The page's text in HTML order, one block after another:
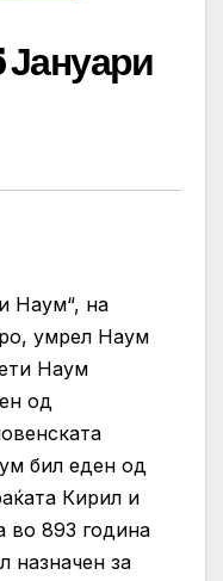
Наум“, на
умрел Наум
Наум
од
бил еден од
Кирил и
во 893 година
назначен за